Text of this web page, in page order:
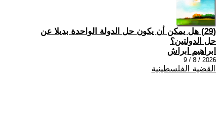
(29) هل يمكن أن يكون حل الدولة الواحدة بديلا عن
حل الدولتين؟
ابراهيم ابراش
2026 / 8 / 9
القضية الفلسطينية